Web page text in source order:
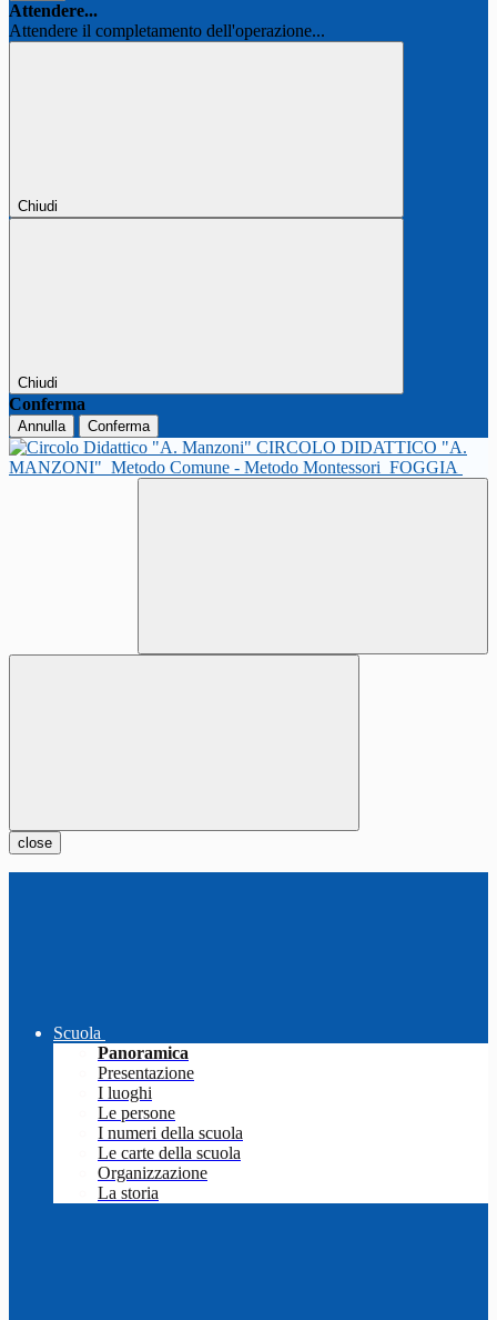
Attendere...
Attendere il completamento dell'operazione...
Chiudi
Chiudi
Conferma
Annulla Conferma
CIRCOLO DIDATTICO "A.
MANZONI" Metodo Comune - Metodo Montessori FOGGIA
close
Scuola
Panoramica
Presentazione
I luoghi
Le persone
I numeri della scuola
Le carte della scuola
Organizzazione
La storia